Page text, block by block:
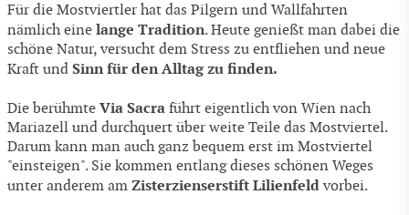
Für die Mostviertler hat das Pilgern und Wallfahrten
nämlich eine lange Tradition. Heute genießt man dabei die
schöne Natur, versucht dem Stress zu entfliehen und neue
Kraft und Sinn für den Alltag zu finden.
Die berühmte Via Sacra führt eigentlich von Wien nach
Mariazell und durchquert über weite Teile das Mostviertel.
Darum kann man auch ganz bequem erst im Mostviertel
"einsteigen". Sie kommen entlang dieses schönen Weges
unter anderem am Zisterzienserstift Lilienfeldvorbei.